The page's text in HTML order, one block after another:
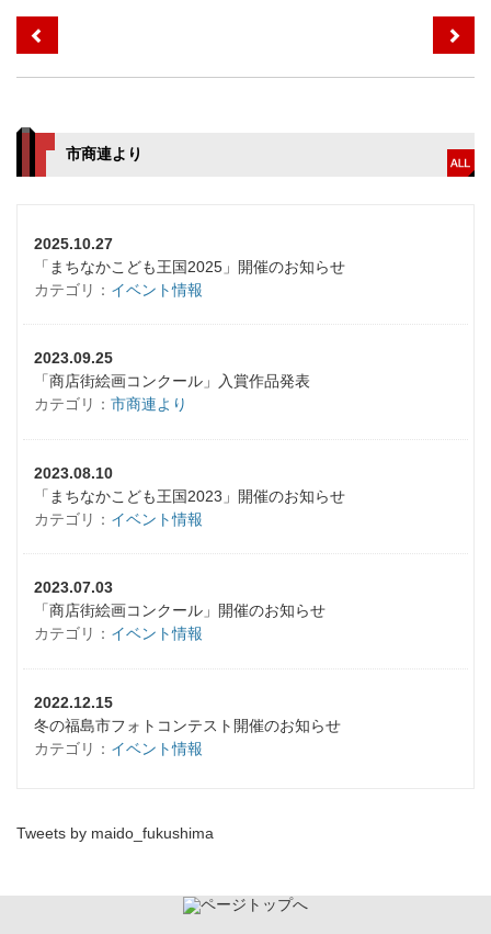
市商連より
2025.10.27
「まちなかこども王国2025」開催のお知らせ
カテゴリ： イベント情報
2023.09.25
「商店街絵画コンクール」入賞作品発表
カテゴリ： 市商連より
2023.08.10
「まちなかこども王国2023」開催のお知らせ
カテゴリ： イベント情報
2023.07.03
「商店街絵画コンクール」開催のお知らせ
カテゴリ： イベント情報
2022.12.15
冬の福島市フォトコンテスト開催のお知らせ
カテゴリ： イベント情報
Tweets by maido_fukushima